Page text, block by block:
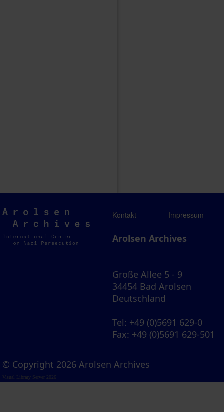
Arolsen
Archives
Kontakt Impressum
Arolsen Archives
Große Allee 5 - 9
34454 Bad Arolsen
Deutschland
Tel: +49 (0)5691 629-0
Fax: +49 (0)5691 629-501
© Copyright 2026 Arolsen Archives
Visual Library Server 2026